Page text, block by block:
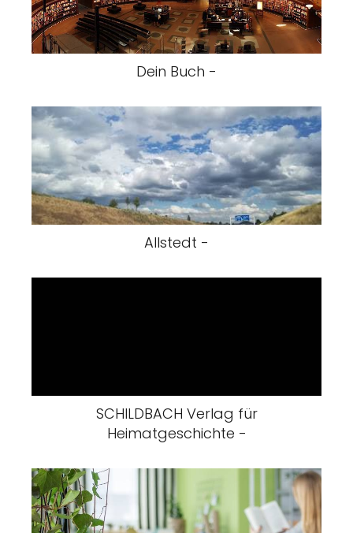
Dein Buch -
Allstedt -
SCHILDBACH Verlag für
Heimatgeschichte -